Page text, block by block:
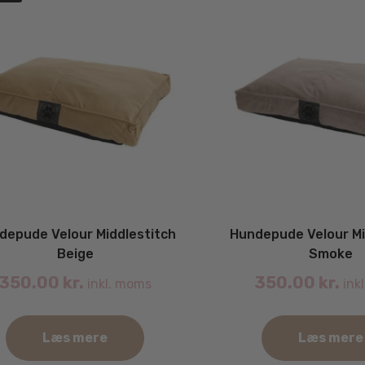
vælges
varesiden
Velour Middlestitch
Beige
kr. inkl. moms
Læs mere
Hundepude Velour
Smoke
350.00 kr.
Læs mere